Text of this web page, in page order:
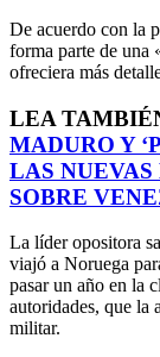
De acuerdo con la
forma parte de una
ofreciera más
LEA
MADURO Y
LAS
SOBRE
La líder opositora
viajó a Noruega
pasar un año en la
autoridades, que la
militar.